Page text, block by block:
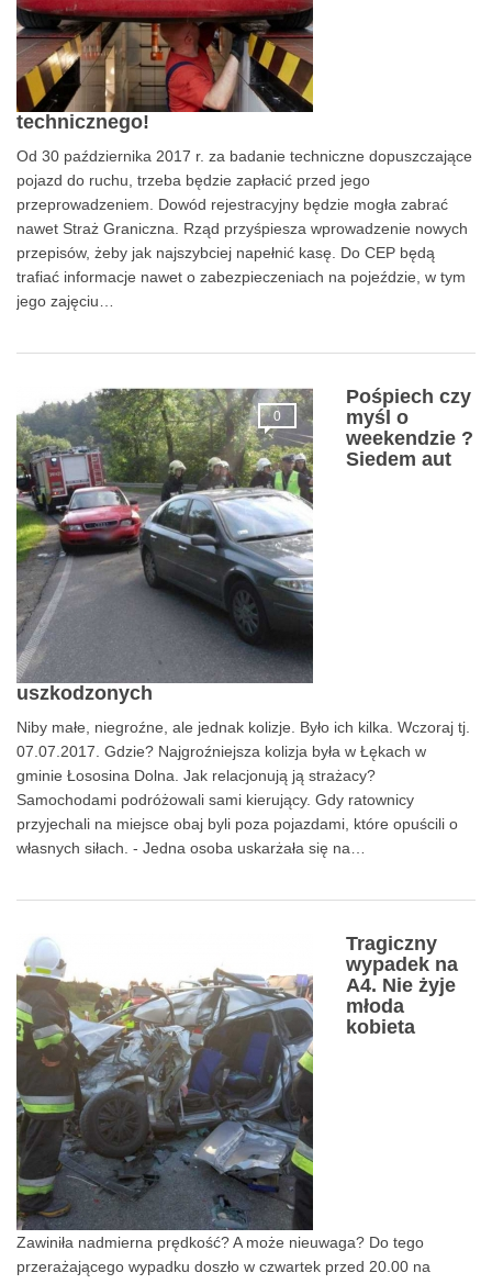
technicznego!
Od 30 października 2017 r. za badanie techniczne dopuszczające
pojazd do ruchu, trzeba będzie zapłacić przed jego
przeprowadzeniem. Dowód rejestracyjny będzie mogła zabrać
nawet Straż Graniczna. Rząd przyśpiesza wprowadzenie nowych
przepisów, żeby jak najszybciej napełnić kasę. Do CEP będą
trafiać informacje nawet o zabezpieczeniach na pojeździe, w tym
jego zajęciu…
0
Pośpiech czy
myśl o
weekendzie ?
Siedem aut
uszkodzonych
Niby małe, niegroźne, ale jednak kolizje. Było ich kilka. Wczoraj tj.
07.07.2017. Gdzie? Najgroźniejsza kolizja była w Łękach w
gminie Łososina Dolna. Jak relacjonują ją strażacy?
Samochodami podróżowali sami kierujący. Gdy ratownicy
przyjechali na miejsce obaj byli poza pojazdami, które opuścili o
własnych siłach. - Jedna osoba uskarżała się na…
Tragiczny
wypadek na
A4. Nie żyje
młoda
kobieta
Zawiniła nadmierna prędkość? A może nieuwaga? Do tego
przerażającego wypadku doszło w czwartek przed 20.00 na